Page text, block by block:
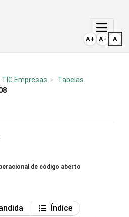
TIC Empresas
Tabelas
de código aberto
Índice
A+ A- A